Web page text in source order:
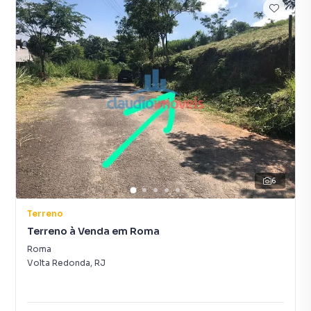
6
Terreno
Terreno à Venda em Roma
Roma
Volta Redonda, RJ